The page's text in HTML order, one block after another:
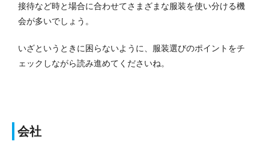
接待など時と場合に合わせてさまざまな服装を使い分ける機
会が多いでしょう。
いざというときに困らないように、服装選びのポイントをチ
ェックしながら読み進めてくださいね。
会社